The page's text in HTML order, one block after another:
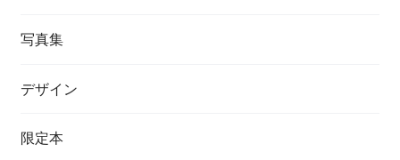
写真集
デザイン
限定本